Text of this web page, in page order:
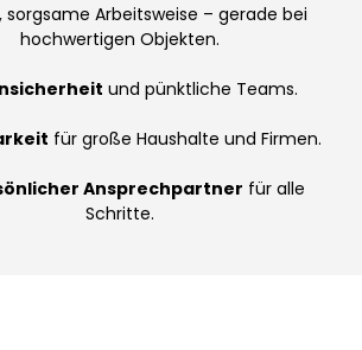
sorgsame Arbeitsweise – gerade bei
hochwertigen Objekten.
und pünktliche Teams.
für große Haushalte und Firmen.
Ansprechpartner für alle
Schritte.